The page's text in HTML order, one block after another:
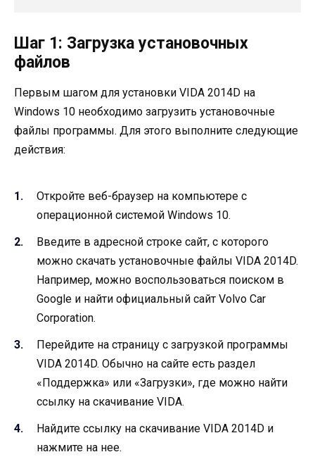
Шаг 1: Загрузка установочных
файлов
Первым шагом для установки VIDA 2014D на
Windows 10 необходимо загрузить установочные
файлы программы. Для этого выполните следующие
действия:
Откройте веб-браузер на компьютере с
операционной системой Windows 10.
Введите в адресной строке сайт, с которого
можно скачать установочные файлы VIDA 2014D.
Например, можно воспользоваться поиском в
Google и найти официальный сайт Volvo Car
Corporation.
Перейдите на страницу с загрузкой программы
VIDA 2014D. Обычно на сайте есть раздел
«Поддержка» или «Загрузки», где можно найти
ссылку на скачивание VIDA.
Найдите ссылку на скачивание VIDA 2014D и
нажмите на нее.